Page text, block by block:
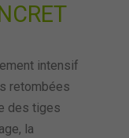
intensif
retombées
des tiges
la